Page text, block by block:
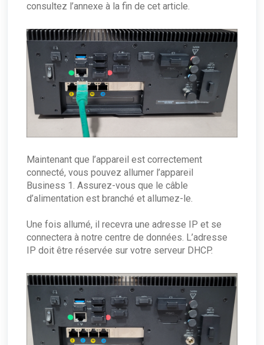
consultez l’annexe à la fin de cet article.
Maintenant que l’appareil est correctement
connecté, vous pouvez allumer l’appareil
Business 1. Assurez-vous que le câble
d’alimentation est branché et allumez-le.
Une fois allumé, il recevra une adresse IP et se
connectera à notre centre de données. L’adresse
IP doit être réservée sur votre serveur DHCP.